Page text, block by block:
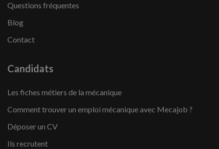
Questions fréquentes
Blog
Contact
Candidats
Les fiches métiers de la mécanique
Comment trouver un emploi mécanique avec Mecajob ?
Déposer un CV
Ils recrutent